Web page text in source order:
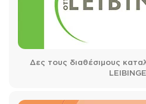
Δες τους διαθέσιμους